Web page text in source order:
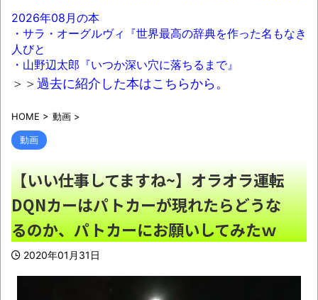
2nd（32）」「球詠 19」ほか、最新巻も50％
還元！【Amazonマンガ毎週末セール アツいス
ポーツ漫画】
【ないわ】ヨメ実家でハムスターみたいに
ご飯食べて嫁にマジでキレられた結果ｗｗｗ
NEW!
元れいわ新選組代表・山本太郎さん、現在
の様子がこちらｗｗｗｗｗNEW!
【悲報】隣家の室外機バトル、限界突破
NEW!
【人口激変】日本人が減り「外国人が増え
た」自治体ランキング、1位大阪市 2位横浜市 3
2026年08月の本
・サラ・オーグルヴィ『世界最高の辞典を作った名もなき
人びと
・山野辺太郎『いつか深い穴に落ちるまで』
＞＞過去に紹介した本はこちらから。
HOME > 動画 >
動画
【いい仕事してますね~】オラオラ運転
DQNカーはパトカーが現れたらどうな
るのか、パトカーにお願いしてみたｗ
2020年01月31日